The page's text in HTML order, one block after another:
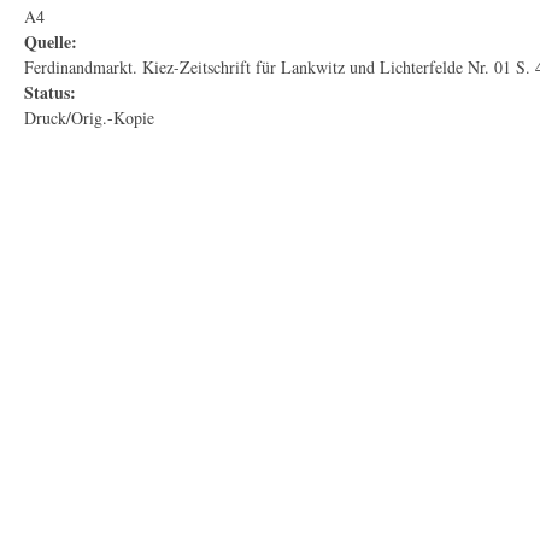
A4
Quelle:
Ferdinandmarkt. Kiez-Zeitschrift für Lankwitz und Lichterfelde Nr. 01 S.
Status:
Druck/Orig.-Kopie